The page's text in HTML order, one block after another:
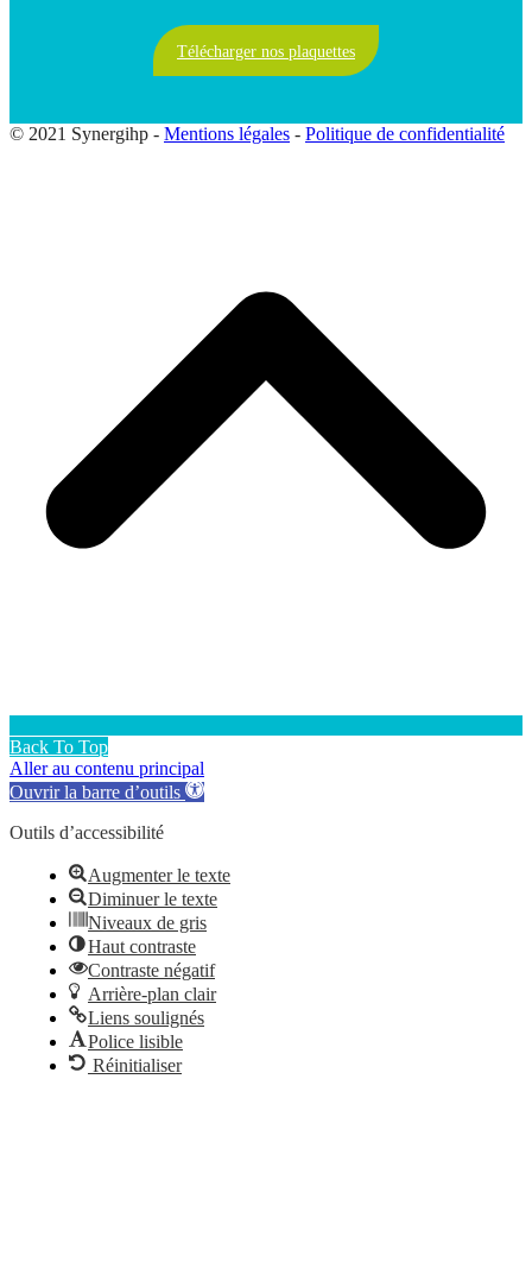
Télécharger nos plaquettes
© 2021 Synergihp - Mentions légales - Politique de confidentialité
Back To Top
Aller au contenu principal
Ouvrir la barre d’outils
Outils d’accessibilité
Augmenter le texte
Diminuer le texte
Niveaux de gris
Haut contraste
Contraste négatif
Arrière-plan clair
Liens soulignés
Police lisible
Réinitialiser